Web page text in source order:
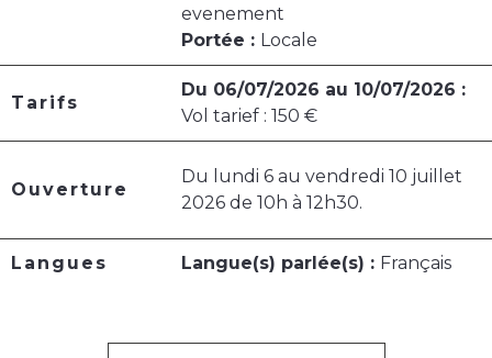
evenement
Portée : Locale
Tarifs
Du 06/07/2026 au 10/07/2026 :
Vol tarief : 150 €
Ouverture
Du lundi 6 au vendredi 10 juillet
2026 de 10h à 12h30.
Langues Langue(s) parlée(s) : Français